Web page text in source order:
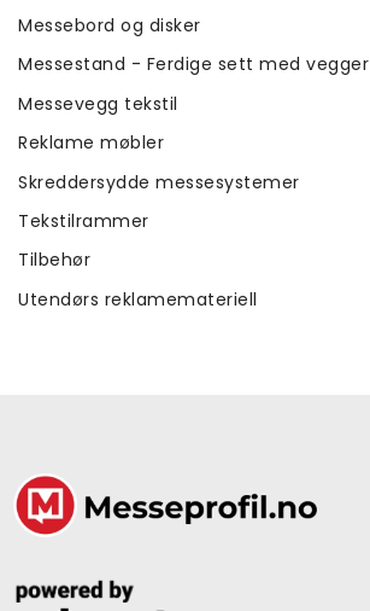
Messebord og disker
Messestand - Ferdige sett med vegger
Messevegg tekstil
Reklame møbler
Skreddersydde messesystemer
Tekstilrammer
Tilbehør
Utendørs reklamemateriell